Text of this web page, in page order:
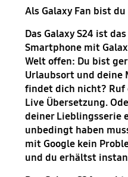
Als Galaxy Fan bist
Das Galaxy S24 ist
Smartphone mit
Welt offen: Du bist
Urlaubsort und
findet dich nicht? Ruf
Live Übersetzung.
deiner Lieblingsserie
unbedingt haben
mit Google kein
und du erhältst